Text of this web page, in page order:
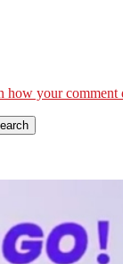
how your comment